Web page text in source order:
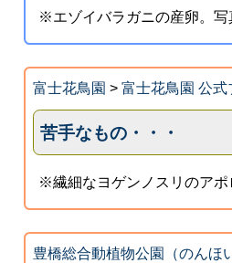
※エゾイバラガニの産卵。写
富士花鳥園 > 富士花鳥園 公式
苦手なもの・・・
※繊細なヨゲンノスリのアポ
豊橋総合動植物公園（のんほ